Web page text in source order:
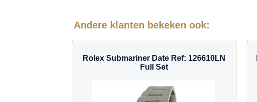
Andere klanten bekeken ook:
Rolex Submariner Date Ref: 126610LN
Full Set